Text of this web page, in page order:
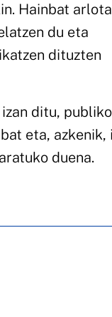
Hainbat
du eta
dituzten
ditu,
eta, azkenik,
duena.